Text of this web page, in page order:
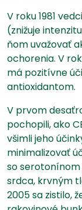
V roku 1981
(znižuje
ňom uvažovať
ochorenia. V
má pozitívne
antioxidantom.
V prvom
pochopili, ako
všimli jeho
minimalizovať
so
srdca, krvným
2005 sa zistilo,